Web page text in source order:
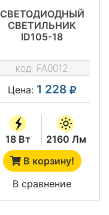
СВЕТОДИОДНЫЙ
СВЕТИЛЬНИК
ID105-18
код: FA0012
Цена: 1 228
18 Вт
2160 Лм
В корзину!
В сравнение